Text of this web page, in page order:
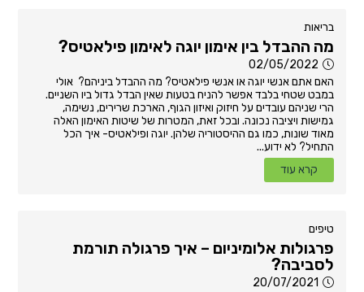
בריאות
מה ההבדל בין אימון יוגה לאימון פילאטיס?
02/05/2022
האם אתם אנשי יוגה או אנשי פילאטיס? מה ההבדל ביניהם? אולי
במבט שטחי בלבד אפשר להניח בטעות שאין הבדל גדול ביו השניים.
הרי שניהם עובדים על חיזוק ואיזון הגוף, הארכת שרירים, נשימה,
גמישות ויציבה נכונה. ובכל זאת, המטרות של שיטות האימון האלה
מאוד שונות, כמו גם ההיסטוריה שלהן. יוגה ופילאטיס- איך הכל
התחיל? לא ידוע...
קרא עוד
טיפים
פרגולות אלומיניום – איך פרגולה תורמת
לסביבה?
20/07/2021